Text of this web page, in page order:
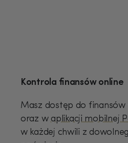
Kontrola finansów online
Masz dostęp do
oraz waplikacji mobilnej
w każdej chwili z